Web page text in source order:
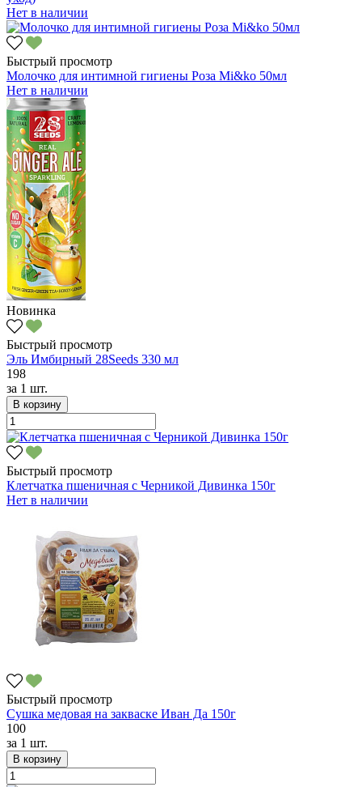
Нет в наличии
Быстрый просмотр
Молочко для интимной гигиены Роза Mi&ko 50мл
Нет в наличии
Новинка
Быстрый просмотр
Эль Имбирный 28Seeds 330 мл
198
за 1 шт.
В корзину
Быстрый просмотр
Клетчатка пшеничная с Черникой Дивинка 150г
Нет в наличии
Быстрый просмотр
Сушка медовая на закваске Иван Да 150г
100
за 1 шт.
В корзину